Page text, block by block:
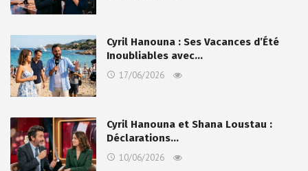
Cyril Hanouna : Ses Vacances d’Été
Inoubliables avec…
17/06/2026
Cyril Hanouna et Shana Loustau :
Déclarations…
10/06/2026